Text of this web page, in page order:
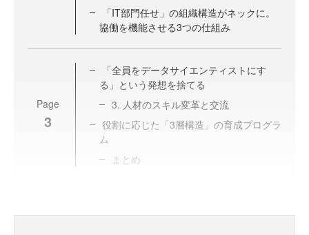
「IT部門任せ」の組織構造がネックに。
協働を機能させる3つの仕組み
Page
3
「全員をデータサイエンティストにす
る」という発想を捨てる
3. 人材のスキル変革と交流
役割に応じた「3層構造」の育成プログラ
ム
まとめ